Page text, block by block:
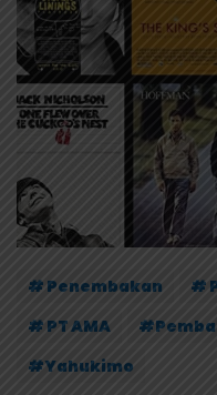
# Penembakan #
# PT AMA
#Yahukimo